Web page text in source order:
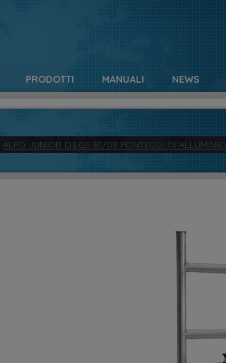
PRODOTTI MANUALI NEWS
ALPO JUNIOR D.LGS 81/08 PONTEGGI IN ALLUMINIO